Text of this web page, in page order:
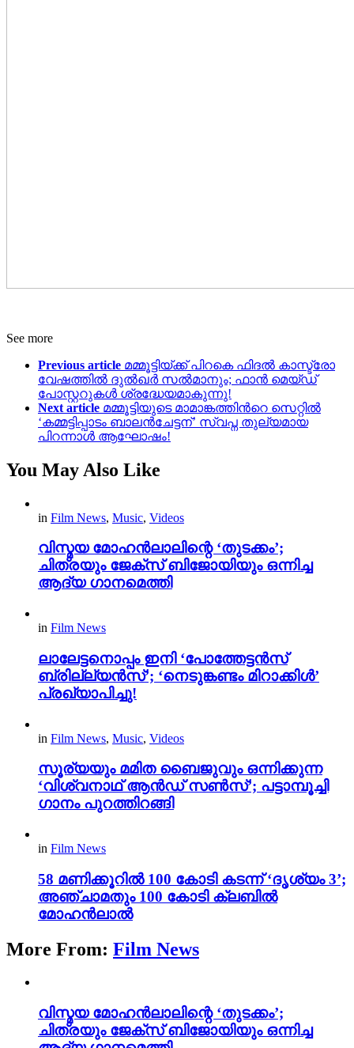
See more
Previous article മമ്മൂട്ടിയ്ക്ക് പിറകെ ഫിദല്‍ കാസ്ട്രോ
വേഷത്തില്‍ ദുല്‍ഖര്‍ സല്‍മാനും; ഫാന്‍ മെയ്ഡ്
പോസ്റ്ററുകള്‍ ശ്രദ്ധേയമാകുന്നു!
Next article മമ്മൂട്ടിയുടെ മാമാങ്കത്തിന്‍റെ സെറ്റിൽ
‘കമ്മട്ടിപ്പാടം ബാലൻചേട്ടന്’ സ്വപ്ന തുല്യമായ
പിറന്നാൾ ആഘോഷം!
You May Also Like
in Film News, Music, Videos
വിസ്മയ മോഹൻലാലിന്റെ ‘തുടക്കം’;
ചിത്രയും ജേക്സ് ബിജോയിയും ഒന്നിച്ച
ആദ്യ ഗാനമെത്തി
in Film News
ലാലേട്ടനൊപ്പം ഇനി ‘പോത്തേട്ടൻസ്
ബ്രില്ല്യൻസ്’; ‘നെടുങ്കണ്ടം മിറാക്കിൾ’
പ്രഖ്യാപിച്ചു!
in Film News, Music, Videos
സൂര്യയും മമിത ബൈജുവും ഒന്നിക്കുന്ന
‘വിശ്വനാഥ് ആൻഡ് സൺസ്’; പട്ടാമ്പൂച്ചി
ഗാനം പുറത്തിറങ്ങി
in Film News
58 മണിക്കൂറിൽ 100 കോടി കടന്ന് ‘ദൃശ്യം 3’;
അഞ്ചാമതും 100 കോടി ക്ലബിൽ
മോഹൻലാൽ
More From: Film News
വിസ്മയ മോഹൻലാലിന്റെ ‘തുടക്കം’;
ചിത്രയും ജേക്സ് ബിജോയിയും ഒന്നിച്ച